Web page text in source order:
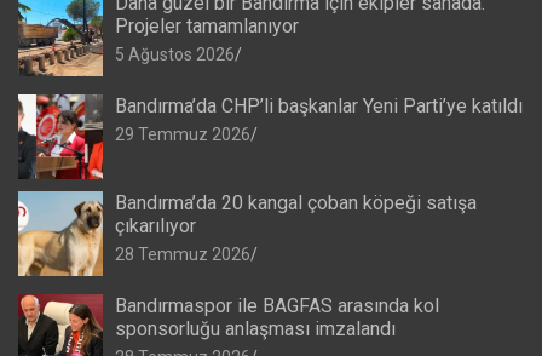
Projeler tamamlanıyor
5 Ağustos 2026
Bandırma’da CHP’li başkanlar Yeni Parti’ye katıldı
29 Temmuz 2026
Bandırma’da 20 kangal çoban köpeği satışa
çıkarılıyor
28 Temmuz 2026
Bandırmaspor ile BAGFAS arasında kol
sponsorluğu anlaşması imzalandı